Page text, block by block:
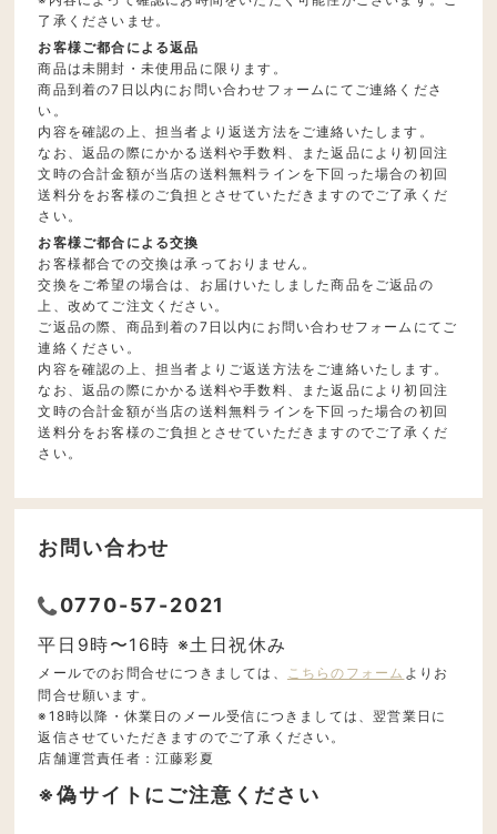
了承くださいませ。
お客様ご都合による返品
商品は未開封・未使用品に限ります。
商品到着の7日以内にお問い合わせフォームにてご連絡くださ
い。
内容を確認の上、担当者より返送方法をご連絡いたします。
なお、返品の際にかかる送料や手数料、また返品により初回注
文時の合計金額が当店の送料無料ラインを下回った場合の初回
送料分をお客様のご負担とさせていただきますのでご了承くだ
さい。
お客様ご都合による交換
お客様都合での交換は承っておりません。
交換をご希望の場合は、お届けいたしました商品をご返品の
上、改めてご注文ください。
ご返品の際、商品到着の7日以内にお問い合わせフォームにてご
連絡ください。
内容を確認の上、担当者よりご返送方法をご連絡いたします。
なお、返品の際にかかる送料や手数料、また返品により初回注
文時の合計金額が当店の送料無料ラインを下回った場合の初回
送料分をお客様のご負担とさせていただきますのでご了承くだ
さい。
お問い合わせ
0770-57-2021
平日9時〜16時 ※土日祝休み
メールでのお問合せにつきましては、 こちらのフォーム よりお
問合せ願います。
※18時以降・休業日のメール受信につきましては、翌営業日に
返信させていただきますのでご了承ください。
店舗運営責任者：江藤彩夏
※偽サイトにご注意ください